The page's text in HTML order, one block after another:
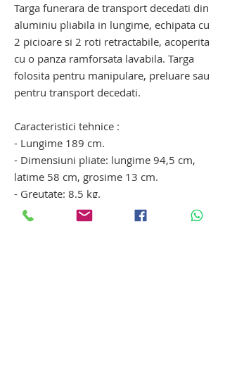
Targa funerara de transport decedati din
aluminiu pliabila in lungime, echipata cu
2 picioare si 2 roti retractabile, acoperita
cu o panza ramforsata lavabila. Targa
folosita pentru manipulare, preluare sau
pentru transport decedati.
Caracteristici tehnice :
- Lungime 189 cm.
- Dimensiuni pliate: lungime 94,5 cm,
latime 58 cm, grosime 13 cm.
- Greutate: 8.5 kg.
targa funerara transport decedati. targa